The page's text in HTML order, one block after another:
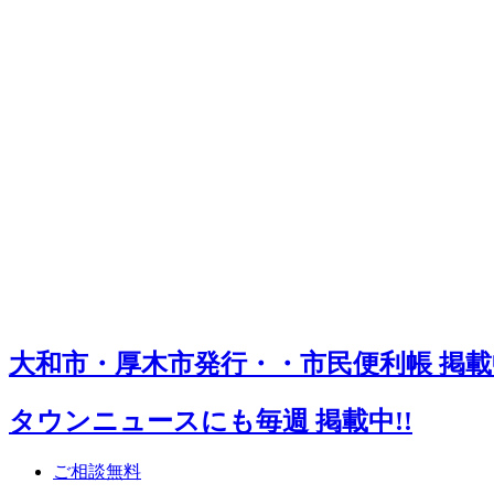
大和市・厚木市発行・・市民便利帳 掲
タウンニュースにも毎週 掲載中!!
ご相談無料